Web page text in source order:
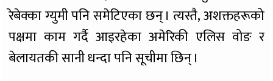
रेबेक्का ग्युमी पनि समेटिएका छन् । त्यस्तै, अशक्तहरूको
पक्षमा काम गर्दै आइरहेका अमेरिकी एलिस वोङ र
बेलायतकी सानी धन्दा पनि सूचीमा छिन् ।